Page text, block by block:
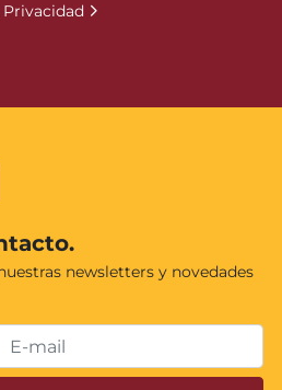
newsletters y novedades